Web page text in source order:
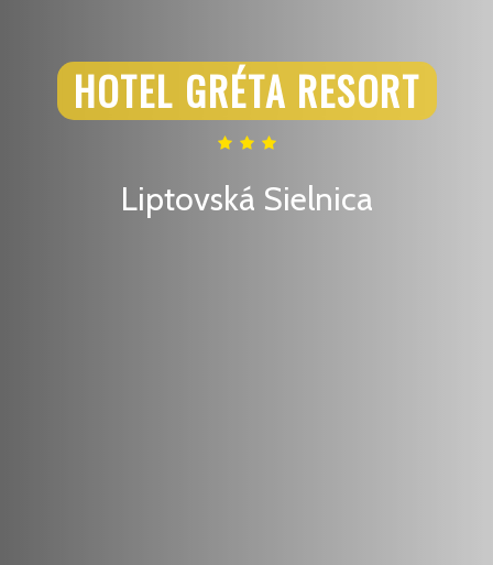
HOTEL GRÉTA RESORT
Liptovská Sielnica